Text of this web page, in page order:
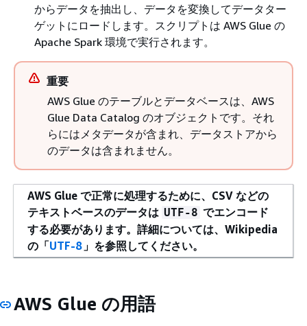
からデータを抽出し、データを変換してデータター
ゲットにロードします。スクリプトは AWS Glue の
Apache Spark 環境で実行されます。
重要
AWS Glue のテーブルとデータベースは、AWS
Glue Data Catalog のオブジェクトです。それ
らにはメタデータが含まれ、データストアから
のデータは含まれません。
AWS Glue で正常に処理するために、CSV などの
テキストベースのデータは UTF-8 でエンコード
する必要があります。詳細については、Wikipedia
の「UTF-8 」を参照してください。
AWS Glue の用語